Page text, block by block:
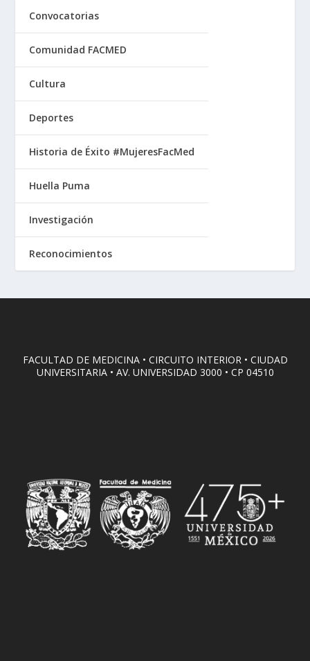
Convocatorias
Comunidad FACMED
Cultura
Deportes
Historia de Éxito #MujeresFacMed
Huella Puma
Investigación
Reconocimientos
FACULTAD DE MEDICINA • CIRCUITO INTERIOR • CIUDAD
UNIVERSITARIA • AV. UNIVERSIDAD 3000 • CP 04510